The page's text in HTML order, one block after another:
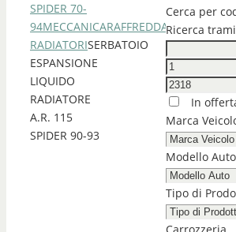
SPIDER 70-
94MECCANICARAFFREDDAMENTO
RADIATORISERBATOIO
ESPANSIONE
LIQUIDO
RADIATORE
A.R. 115
SPIDER 90-93
Cerca per
Ricerca
In
Marca
Modello Auto
Tipo di